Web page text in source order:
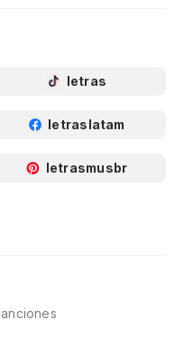
letras
letraslatam
letrasmusbr